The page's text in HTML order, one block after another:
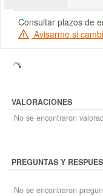
Consultar plazos de
Avisarme si
VALORACIONES
No se encontraron
PREGUNTAS Y
No se encontraron